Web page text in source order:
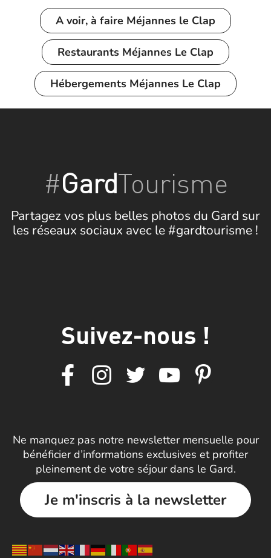
A voir, à faire Méjannes le Clap
Restaurants Méjannes Le Clap
Hébergements Méjannes Le Clap
#GardTourisme
Partagez vos plus belles photos du Gard sur
les réseaux sociaux avec le #gardtourisme !
Suivez-nous !
Ne manquez pas notre newsletter mensuelle pour
bénéficier d’informations exclusives et profiter
pleinement de votre séjour dans le Gard.
Je m'inscris à la newsletter